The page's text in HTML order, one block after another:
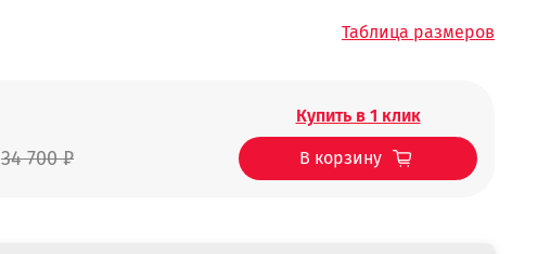
Таблица размеров
34 700 ₽
Купить в 1 клик
В корзину